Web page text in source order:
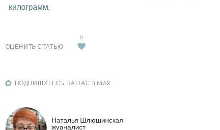
килограмм.
ОЦЕНИТЬ СТАТЬЮ
0
ПОДПИШИТЕСЬ НА НАС В MAX
Наталья Шлюшинская
журналист